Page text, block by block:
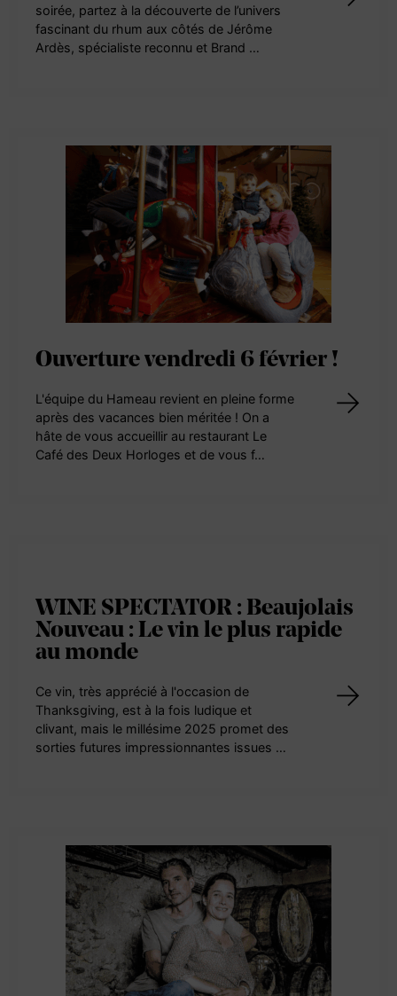
soirée, partez à la découverte de l’univers
fascinant du rhum aux côtés de Jérôme
Ardès, spécialiste reconnu et Brand …
Ouverture vendredi 6 février !
L'équipe du Hameau revient en pleine forme
après des vacances bien méritée ! On a
hâte de vous accueillir au restaurant Le
Café des Deux Horloges et de vous f…
WINE SPECTATOR : Beaujolais
Nouveau : Le vin le plus rapide
au monde
Ce vin, très apprécié à l'occasion de
Thanksgiving, est à la fois ludique et
clivant, mais le millésime 2025 promet des
sorties futures impressionnantes issues …